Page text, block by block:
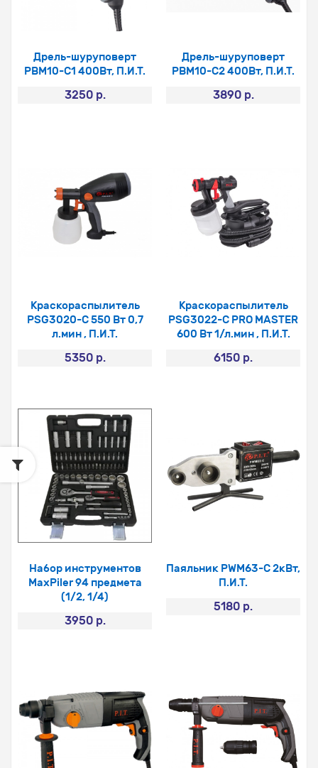
Дрель-шуруповерт
PBM10-C1 400Вт, П.И.Т.
3250 р.
Дрель-шуруповерт
PBM10-C2 400Вт, П.И.Т.
3890 р.
Краскораспылитель
PSG3020-C 550 Вт 0,7
л.мин , П.И.Т.
5350 р.
Краскораспылитель
PSG3022-C PRO MASTER
600 Вт 1/л.мин , П.И.Т.
6150 р.
Набор инструментов
MaxPiler 94 предмета
(1/2, 1/4)
3950 р.
Паяльник PWM63-C 2кВт,
П.И.Т.
5180 р.